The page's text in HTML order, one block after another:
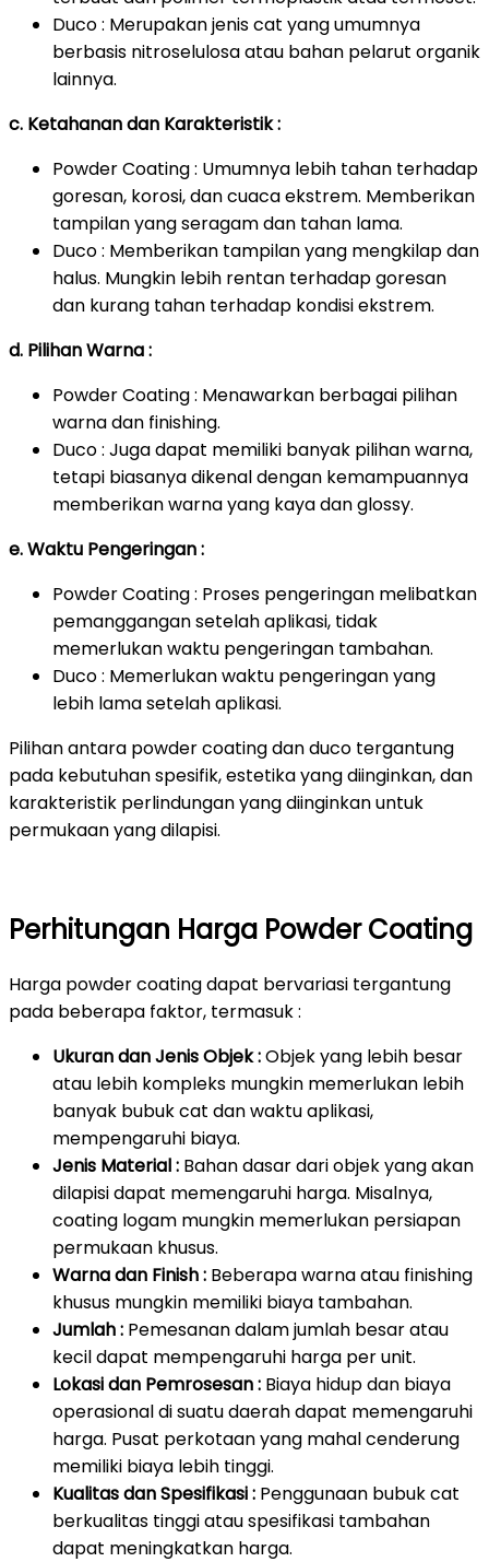
Duco : Merupakan jenis cat yang umumnya
berbasis nitroselulosa atau bahan pelarut organik
lainnya.
c. Ketahanan dan Karakteristik :
Powder Coating : Umumnya lebih tahan terhadap
goresan, korosi, dan cuaca ekstrem. Memberikan
tampilan yang seragam dan tahan lama.
Duco : Memberikan tampilan yang mengkilap dan
halus. Mungkin lebih rentan terhadap goresan
dan kurang tahan terhadap kondisi ekstrem.
d. Pilihan Warna :
Powder Coating : Menawarkan berbagai pilihan
warna dan finishing.
Duco : Juga dapat memiliki banyak pilihan warna,
tetapi biasanya dikenal dengan kemampuannya
memberikan warna yang kaya dan glossy.
e. Waktu Pengeringan :
Powder Coating : Proses pengeringan melibatkan
pemanggangan setelah aplikasi, tidak
memerlukan waktu pengeringan tambahan.
Duco : Memerlukan waktu pengeringan yang
lebih lama setelah aplikasi.
Pilihan antara powder coating dan duco tergantung
pada kebutuhan spesifik, estetika yang diinginkan, dan
karakteristik perlindungan yang diinginkan untuk
permukaan yang dilapisi.
Perhitungan Harga Powder Coating
Harga powder coating dapat bervariasi tergantung
pada beberapa faktor, termasuk :
Ukuran dan Jenis Objek :Objek yang lebih besar
atau lebih kompleks mungkin memerlukan lebih
banyak bubuk cat dan waktu aplikasi,
mempengaruhi biaya.
Jenis Material : Bahan dasar dari objek yang akan
dilapisi dapat memengaruhi harga. Misalnya,
coating logam mungkin memerlukan persiapan
permukaan khusus.
Warna dan Finish : Beberapa warna atau finishing
khusus mungkin memiliki biaya tambahan.
Jumlah : Pemesanan dalam jumlah besar atau
kecil dapat mempengaruhi harga per unit.
Lokasi dan Pemrosesan : Biaya hidup dan biaya
operasional di suatu daerah dapat memengaruhi
harga. Pusat perkotaan yang mahal cenderung
memiliki biaya lebih tinggi.
Kualitas dan Spesifikasi : Penggunaan bubuk cat
berkualitas tinggi atau spesifikasi tambahan
dapat meningkatkan harga.